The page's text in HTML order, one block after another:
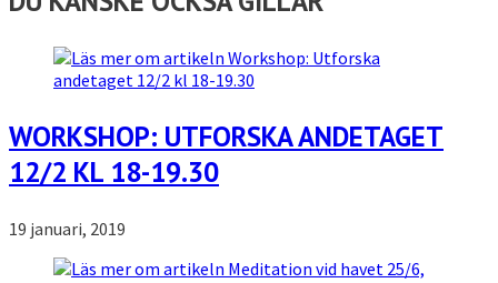
WORKSHOP: UTFORSKA ANDETAGET
12/2 KL 18-19.30
19 januari, 2019